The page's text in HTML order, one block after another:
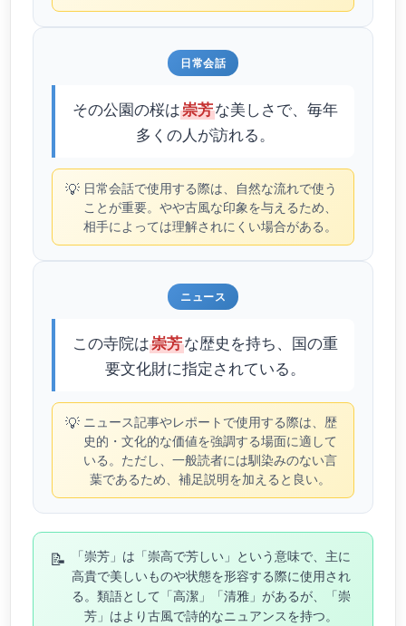
日常会話
その公園の桜は崇芳な美しさで、毎年
多くの人が訪れる。
💡 日常会話で使用する際は、自然な流れで使う
ことが重要。やや古風な印象を与えるため、
相手によっては理解されにくい場合がある。
ニュース
この寺院は崇芳な歴史を持ち、国の重
要文化財に指定されている。
💡 ニュース記事やレポートで使用する際は、歴
史的・文化的な価値を強調する場面に適して
いる。ただし、一般読者には馴染みのない言
葉であるため、補足説明を加えると良い。
📝
「崇芳」は「崇高で芳しい」という意味で、主に
高貴で美しいものや状態を形容する際に使用され
る。類語として「高潔」「清雅」があるが、「崇
芳」はより古風で詩的なニュアンスを持つ。